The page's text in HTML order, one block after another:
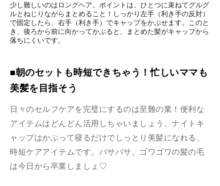
少し難しいのはロングヘア。ポイントは、ひとつに束ねてグルグ
ルとねじりながらまとめること！しっかり左手（利き手の反対）
で固定したら、右手（利き手）でキャップをかぶせます。このと
き、後ろから前に向かってかぶると、まとめた髪がキャップから
落ちにくいです。
■朝のセットも時短できちゃう！忙しいママも
美髪を目指そう
日々のセルフケアを完璧にするのは至難の業！便利な
アイテムはどんどん活用しちゃいましょう。ナイトキ
ャップはかぶって寝るだけでしっとり美髪になれる、
時短ケアアイテムです。パサパサ、ゴワゴワの髪の毛
は今日から卒業しましょ♡